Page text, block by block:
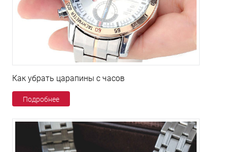
Как убрать царапины с часов
Подробнее